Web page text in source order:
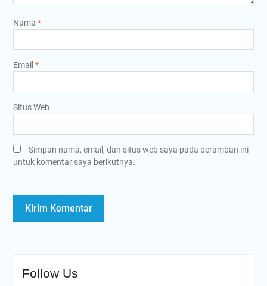
Nama *
Email*
Situs Web
Simpan nama, email, dan situs web saya pada peramban ini
untuk komentar saya berikutnya.
Follow Us